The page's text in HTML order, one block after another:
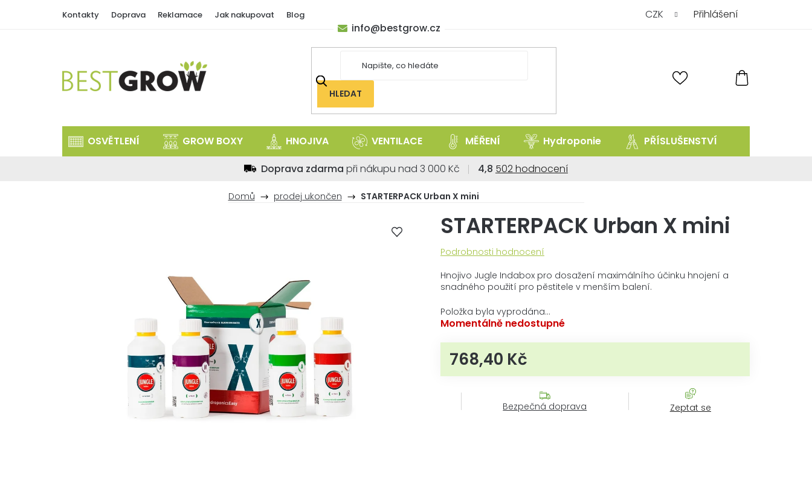
Kontakty Doprava Reklamace Jak nakupovat Blog CZK Přihlášení
HLEDAT
KOŠÍK
info@bestgrow.cz
OSVĚTLENÍ GROW BOXY HNOJIVA VENTILACE MĚŘENÍ Hydroponie PŘÍSLUŠENSTVÍ
Doprava zdarma při nákupu nad 3 000 Kč 4,8 Průměrné
4,8
z
5
502 hodnocení
Domů prodej ukončen STARTERPACK Urban X mini
STARTERPACK Urban X mini
Průměrné
produktu
je
z
5
Podrobnosti hodnocení
Hnojivo Jugle Indabox pro dosažení maximálního účinku hnojení a
snadného použití pro pěstitele v menším balení.
Položka byla vyprodána…
Momentálně nedostupné
768,40 KčMěrná cena:
Bezpečná doprava Zeptat se